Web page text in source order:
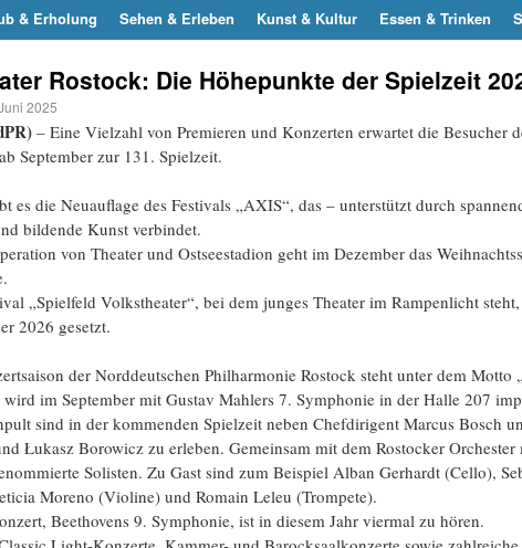
& Erholung Sehen & Erleben Kunst & Kultur Essen & Trinken
Rostock: Die Höhepunkte der Spielzeit
2025
– Eine Vielzahl von Premieren und Konzerten erwartet die Besucher
September zur 131. Spielzeit.
es die Neuauflage des Festivals „AXIS“, das – unterstützt durch
bildende Kunst verbindet.
von Theater und Ostseestadion geht im Dezember das
„Spielfeld Volkstheater“, bei dem junges Theater im Rampenlicht
2026 gesetzt.
der Norddeutschen Philharmonie Rostock steht unter dem Motto
wird im September mit Gustav Mahlers 7. Symphonie in der Halle 207
sind in der kommenden Spielzeit neben Chefdirigent Marcus Bosch
Łukasz Borowicz zu erleben. Gemeinsam mit dem Rostocker Orchester
Solisten. Zu Gast sind zum Beispiel Alban Gerhardt (Cello),
Moreno (Violine) und Romain Leleu (Trompete).
Beethovens 9. Symphonie, ist in diesem Jahr viermal zu hören.